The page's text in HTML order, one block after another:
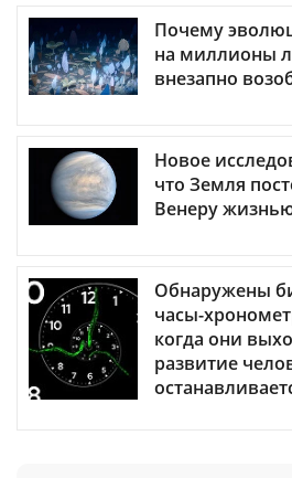
Почему
на миллионы
внезапно
Новое
что Земля
Венеру
Обнаружены
часы-
когда они
развитие